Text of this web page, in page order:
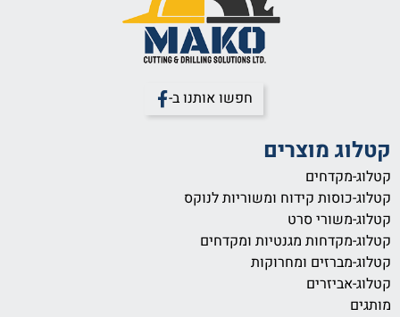
חפשו אותנו ב-
קטלוג מוצרים
קטלוג-מקדחים
קטלוג-כוסות קידוח ומשוריות לנוקס
קטלוג-משורי סרט
קטלוג-מקדחות מגנטיות ומקדחים
קטלוג-מברזים ומחרוקות
קטלוג-אביזרים
מותגים